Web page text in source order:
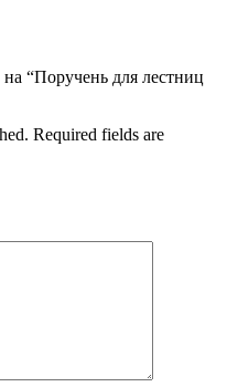
“Поручень для лестниц
Required fields are